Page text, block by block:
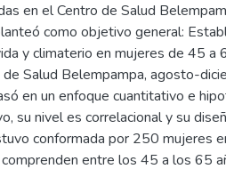
en el Centro de Salud
como objetivo general:
y climaterio en mujeres de 45 a
Salud Belempampa, agosto-
en un enfoque cuantitativo e
su nivel es correlacional y su
conformada por 250 mujeres
entre los 45 a los 65